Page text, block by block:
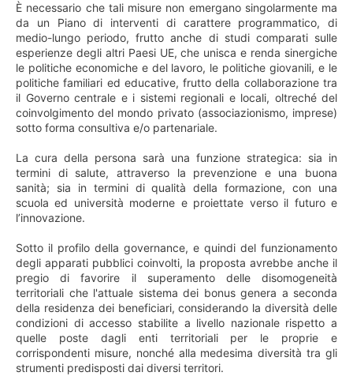
È necessario che tali misure non emergano singolarmente ma
da un Piano di interventi di carattere programmatico, di
medio-lungo periodo, frutto anche di studi comparati sulle
esperienze degli altri Paesi UE, che unisca e renda sinergiche
le politiche economiche e del lavoro, le politiche giovanili, e le
politiche familiari ed educative, frutto della collaborazione tra
il Governo centrale e i sistemi regionali e locali, oltreché del
coinvolgimento del mondo privato (associazionismo, imprese)
sotto forma consultiva e/o partenariale.
La cura della persona sarà una funzione strategica: sia in
termini di salute, attraverso la prevenzione e una buona
sanità; sia in termini di qualità della formazione, con una
scuola ed università moderne e proiettate verso il futuro e
l’innovazione.
Sotto il profilo della governance, e quindi del funzionamento
degli apparati pubblici coinvolti, la proposta avrebbe anche il
pregio di favorire il superamento delle disomogeneità
territoriali che l'attuale sistema dei bonus genera a seconda
della residenza dei beneficiari, considerando la diversità delle
condizioni di accesso stabilite a livello nazionale rispetto a
quelle poste dagli enti territoriali per le proprie e
corrispondenti misure, nonché alla medesima diversità tra gli
strumenti predisposti dai diversi territori.